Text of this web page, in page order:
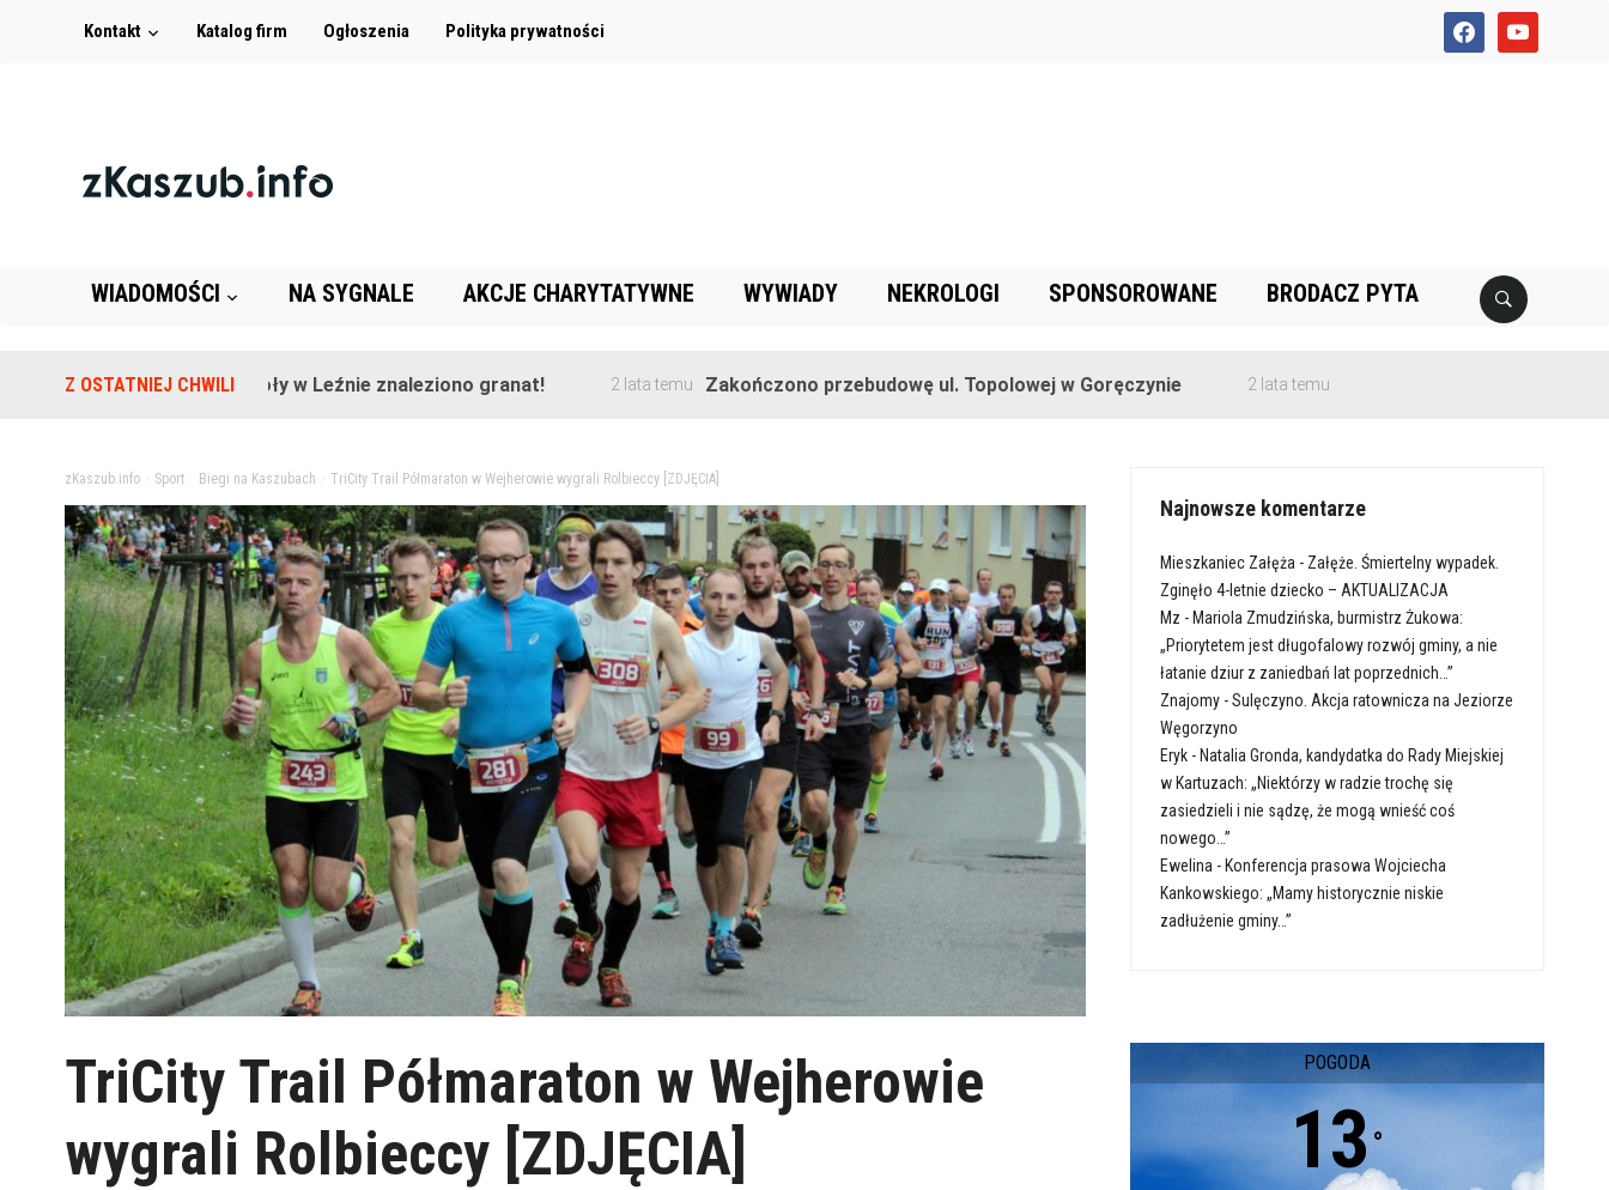
facebookyoutube
Kontakt Katalog firm Ogłoszenia Polityka prywatności
WIADOMOŚCI NA SYGNALE AKCJE CHARYTATYWNE WYWIADY NEKROLOGI SPONSOROWANE BRODACZ PYTA
Z OSTATNIEJ CHWILI
Na terenie szkoły w Leźnie znaleziono granat! 2 lata temu Zakończono przebudowę ul. Topolowej w Goręczynie 2 lata temu
zKaszub.info> Sport> Biegi na Kaszubach TriCity Trail Półmaraton w Wejherowie wygrali Rolbieccy [ZDJĘCIA]
TriCity Trail Półmaraton w Wejherowie
wygrali Rolbieccy [ZDJĘCIA]
Najnowsze komentarze
Mieszkaniec Załęża - Załęże. Śmiertelny wypadek.
Zginęło 4-letnie dziecko – AKTUALIZACJA
Mz - Mariola Zmudzińska, burmistrz Żukowa:
„Priorytetem jest długofalowy rozwój gminy, a nie
łatanie dziur z zaniedbań lat poprzednich…”
Znajomy -Sulęczyno. Akcja ratownicza na Jeziorze
Węgorzyno
Eryk - Natalia Gronda, kandydatka do Rady Miejskiej
w Kartuzach: „Niektórzy w radzie trochę się
zasiedzieli i nie sądzę, że mogą wnieść coś
nowego…”
Ewelina - Konferencja prasowa Wojciecha
Kankowskiego: „Mamy historycznie niskie
zadłużenie gminy…”
POGODA
13 °